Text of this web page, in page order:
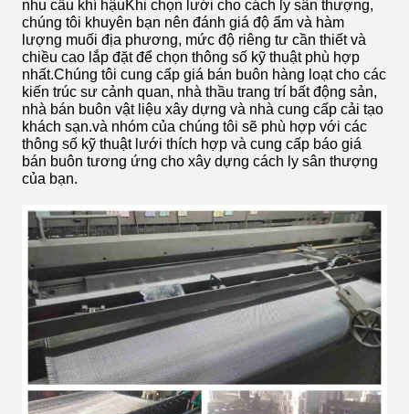
nhu cầu khí hậuKhi chọn lưới cho cách ly sân thượng,
chúng tôi khuyên bạn nên đánh giá độ ẩm và hàm
lượng muối địa phương, mức độ riêng tư cần thiết và
chiều cao lắp đặt để chọn thông số kỹ thuật phù hợp
nhất.Chúng tôi cung cấp giá bán buôn hàng loạt cho các
kiến trúc sư cảnh quan, nhà thầu trang trí bất động sản,
nhà bán buôn vật liệu xây dựng và nhà cung cấp cải tạo
khách sạn.và nhóm của chúng tôi sẽ phù hợp với các
thông số kỹ thuật lưới thích hợp và cung cấp báo giá
bán buôn tương ứng cho xây dựng cách ly sân thượng
của bạn.